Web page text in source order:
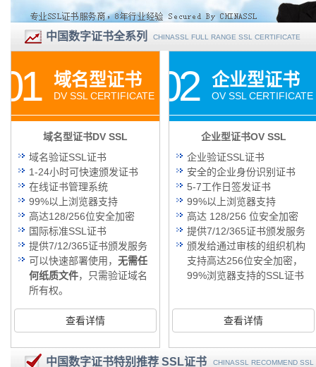
中国数字证书全系列 CHINASSL FULL RANGE SSL CERTIFICATE
01 域名型证书
DV SSL CERTIFICATE
域名型证书DV SSL
域名验证SSL证书
1-24小时可快速颁发证书
在线证书管理系统
99%以上浏览器支持
高达128/256位安全加密
国际标准SSL证书
提供7/12/365证书颁发服务
可以快速部署使用， 无需任
何纸质文件，只需验证域名
所有权。
查看详情
02 企业型证书
OV SSL CERTIFICATE
企业型证书OV SSL
企业验证SSL证书
安全的企业身份识别证书
5-7工作日签发证书
99%以上浏览器支持
高达 128/256 位安全加密
提供7/12/365证书颁发服务
颁发给通过审核的组织机构
支持高达256位安全加密，
99%浏览器支持的SSL证书
查看详情
中国数字证书特别推荐 SSL证书 CHINASSL RECOMMEND SSL